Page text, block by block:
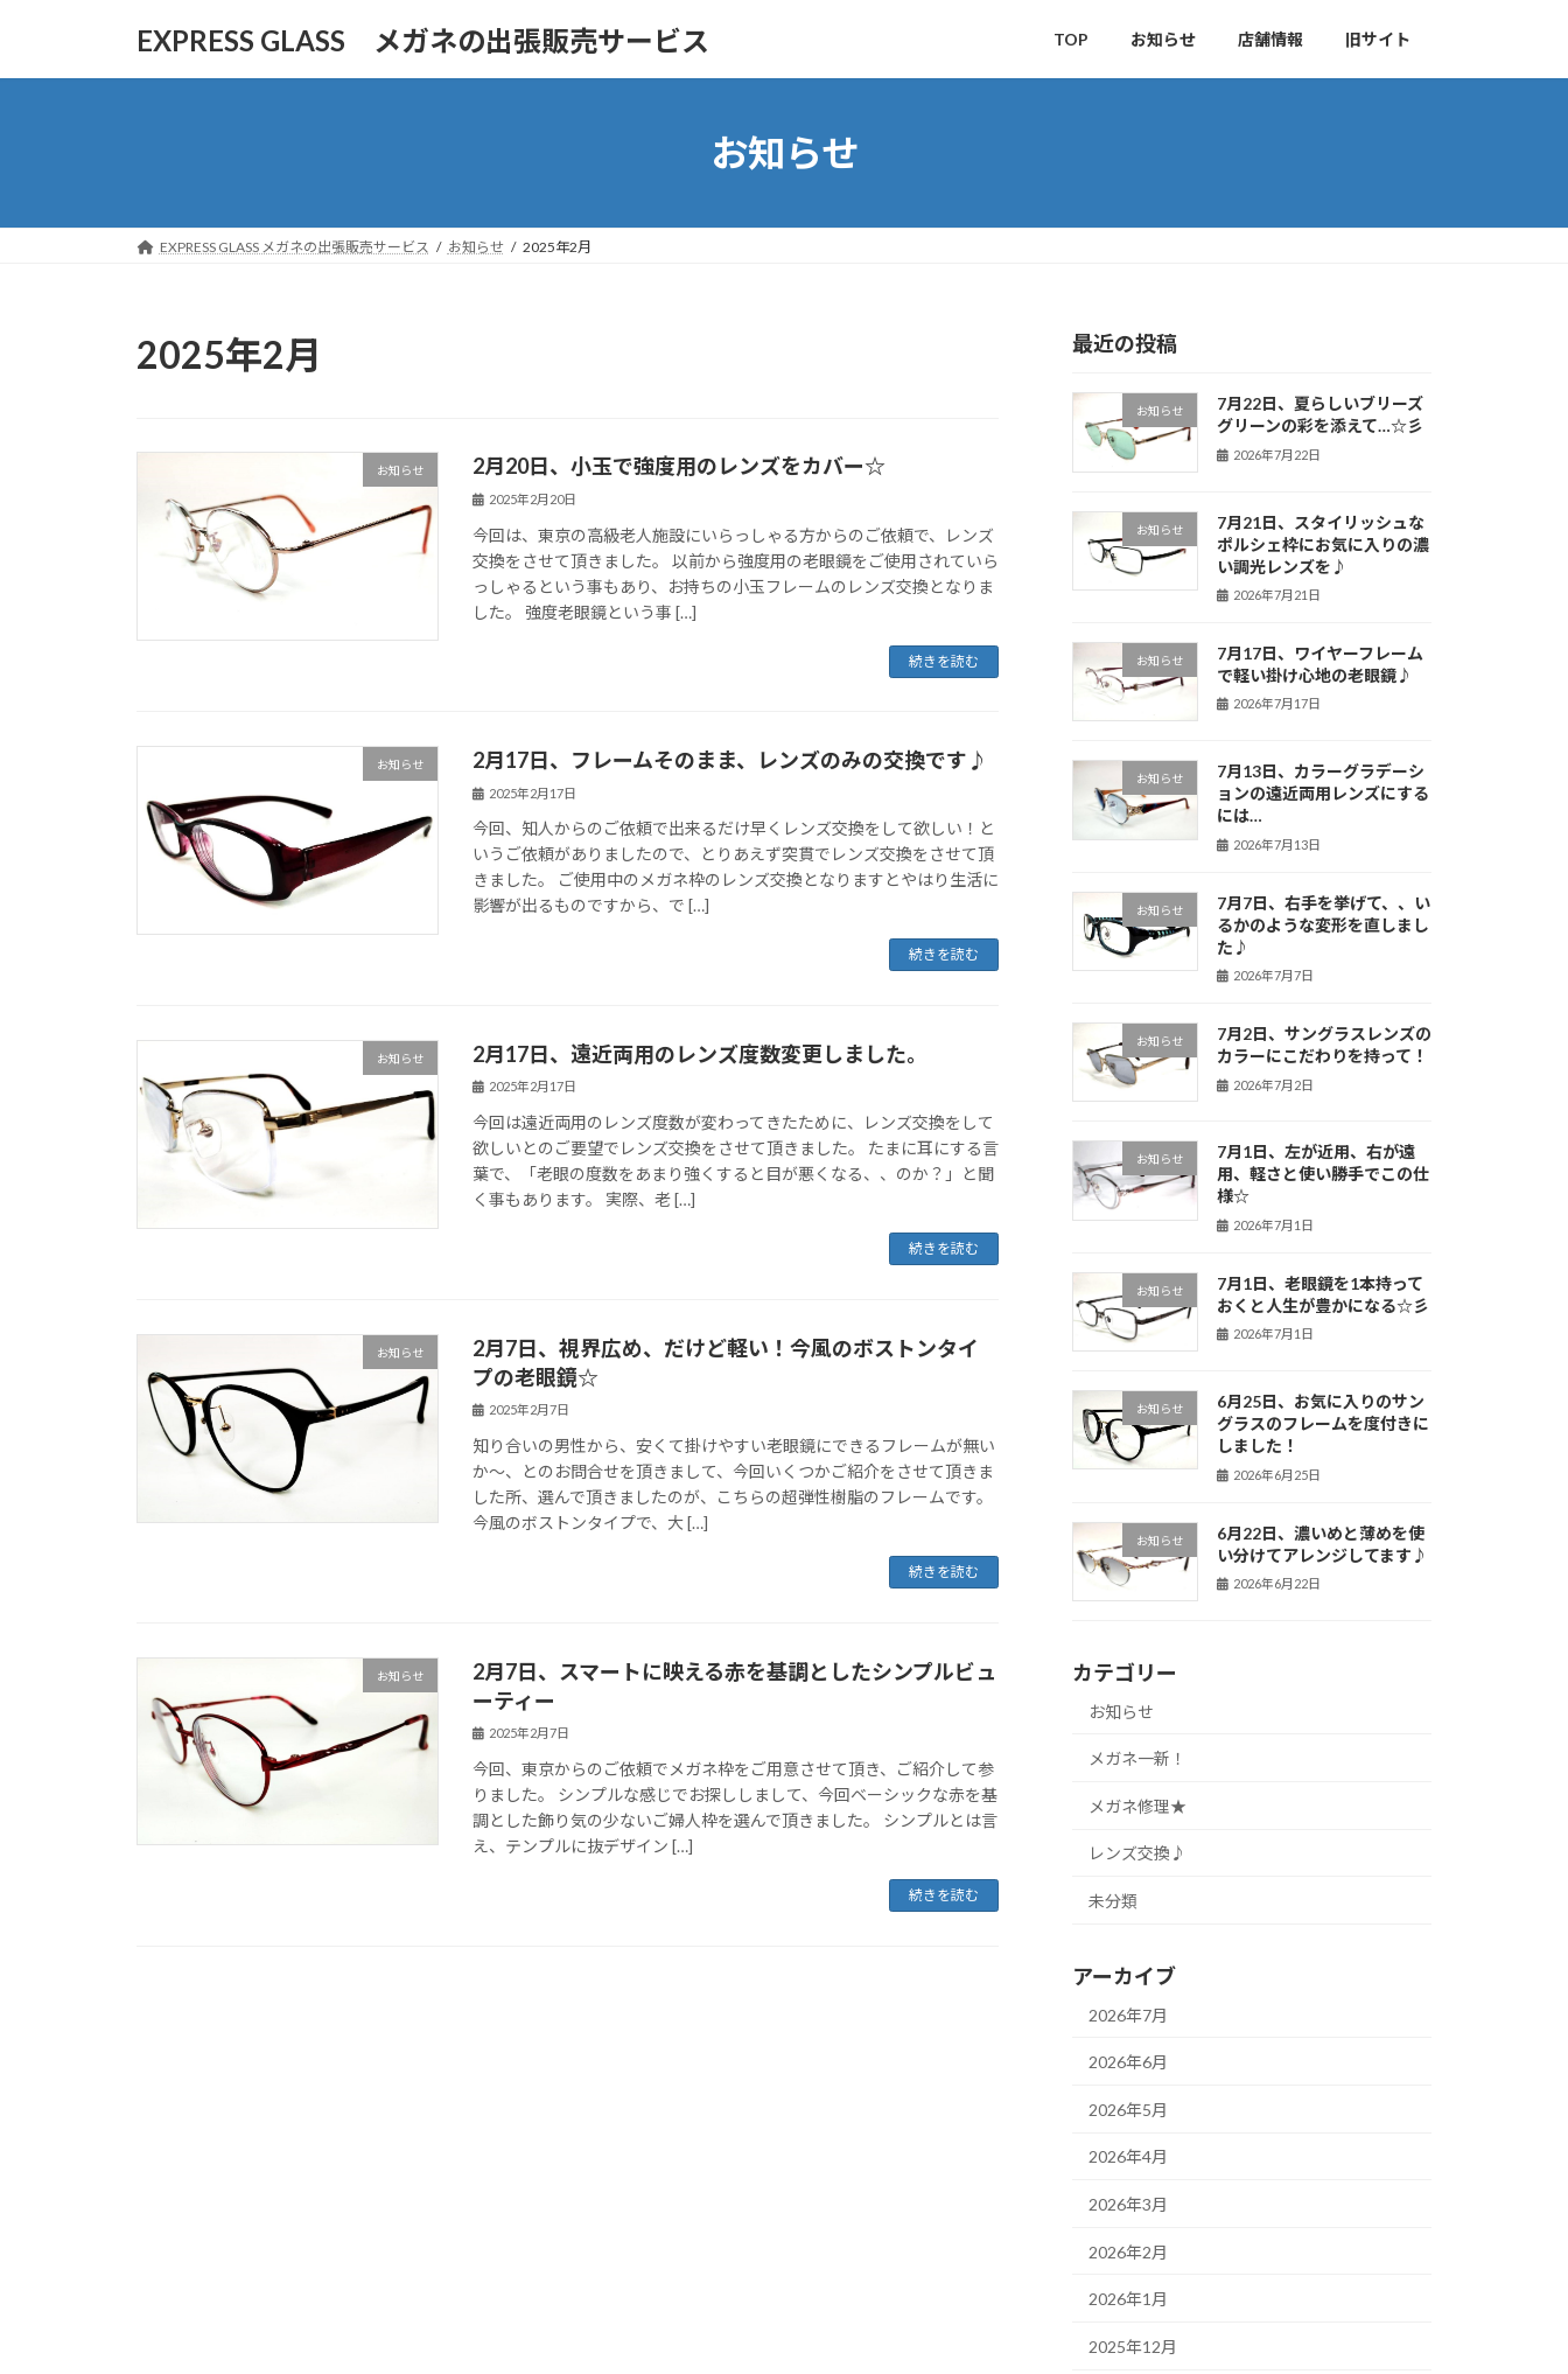
EXPRESS GLASS メガネの出張販売サービス TOP お知らせ 店舗情報 旧サイト
お知らせ
EXPRESS GLASS メガネの出張販売サービス お知らせ 2025年2月
2025年2月
お知らせ 2月20日、小玉で強度用のレンズをカバー☆
2025年2月20日
今回は、東京の高級老人施設にいらっしゃる方からのご依頼で、レンズ
交換をさせて頂きました。 以前から強度用の老眼鏡をご使用されていら
っしゃるという事もあり、お持ちの小玉フレームのレンズ交換となりま
した。 強度老眼鏡という事 […]
続きを読む
お知らせ 2月17日、フレームそのまま、レンズのみの交換です♪
2025年2月17日
今回、知人からのご依頼で出来るだけ早くレンズ交換をして欲しい！と
いうご依頼がありましたので、とりあえず突貫でレンズ交換をさせて頂
きました。 ご使用中のメガネ枠のレンズ交換となりますとやはり生活に
影響が出るものですから、で […]
続きを読む
お知らせ 2月17日、遠近両用のレンズ度数変更しました。
2025年2月17日
今回は遠近両用のレンズ度数が変わってきたために、レンズ交換をして
欲しいとのご要望でレンズ交換をさせて頂きました。 たまに耳にする言
葉で、「老眼の度数をあまり強くすると目が悪くなる、、のか？」と聞
く事もあります。 実際、老 […]
続きを読む
お知らせ
2月7日、視界広め、だけど軽い！今風のボストンタイ
プの老眼鏡☆
2025年2月7日
知り合いの男性から、安くて掛けやすい老眼鏡にできるフレームが無い
か～、とのお問合せを頂きまして、今回いくつかご紹介をさせて頂きま
した所、選んで頂きましたのが、こちらの超弾性樹脂のフレームです。
今風のボストンタイプで、大 […]
続きを読む
お知らせ
2月7日、スマートに映える赤を基調としたシンプルビュ
ーティー
2025年2月7日
今回、東京からのご依頼でメガネ枠をご用意させて頂き、ご紹介して参
りました。 シンプルな感じでお探ししまして、今回ベーシックな赤を基
調とした飾り気の少ないご婦人枠を選んで頂きました。 シンプルとは言
え、テンプルに抜デザイン […]
続きを読む
最近の投稿
お知らせ
7月22日、夏らしいブリーズ
グリーンの彩を添えて…☆彡
2026年7月22日
お知らせ
7月21日、スタイリッシュな
ポルシェ枠にお気に入りの濃
い調光レンズを♪
2026年7月21日
お知らせ
7月17日、ワイヤーフレーム
で軽い掛け心地の老眼鏡♪
2026年7月17日
お知らせ
7月13日、カラーグラデーシ
ョンの遠近両用レンズにする
には…
2026年7月13日
お知らせ
7月7日、右手を挙げて、、い
るかのような変形を直しまし
た♪
2026年7月7日
お知らせ
7月2日、サングラスレンズの
カラーにこだわりを持って！
2026年7月2日
お知らせ
7月1日、左が近用、右が遠
用、軽さと使い勝手でこの仕
様☆
2026年7月1日
お知らせ
7月1日、老眼鏡を1本持って
おくと人生が豊かになる☆彡
2026年7月1日
お知らせ
6月25日、お気に入りのサン
グラスのフレームを度付きに
しました！
2026年6月25日
お知らせ
6月22日、濃いめと薄めを使
い分けてアレンジしてます♪
2026年6月22日
カテゴリー
お知らせ
メガネ一新！
メガネ修理★
レンズ交換♪
未分類
アーカイブ
2026年7月
2026年6月
2026年5月
2026年4月
2026年3月
2026年2月
2026年1月
2025年12月